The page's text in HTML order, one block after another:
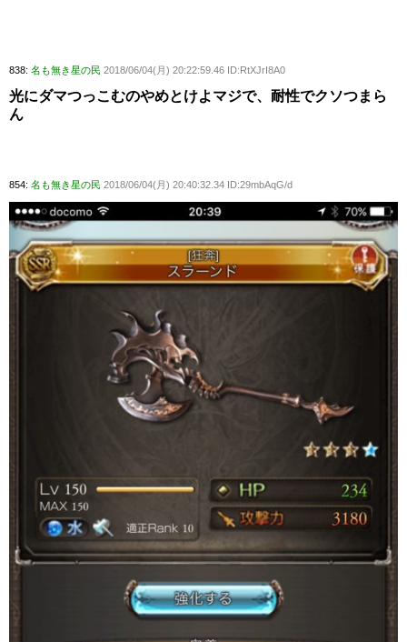
838: 名も無き星の民 2018/06/04(月) 20:22:59.46 ID:RtXJrI8A0
光にダマつっこむのやめとけよマジで、耐性でクソつまら
ん
854: 名も無き星の民 2018/06/04(月) 20:40:32.34 ID:29mbAqG/d